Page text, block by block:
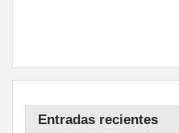
Entradas recientes